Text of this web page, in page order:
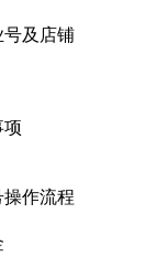
号及店铺
项
作流程